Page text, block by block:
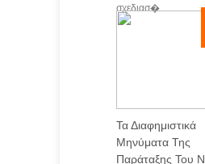
σχεδιασ�...
Τα Διαφημιστικά
Μηνύματα Της
Παράταξης Του Ν.